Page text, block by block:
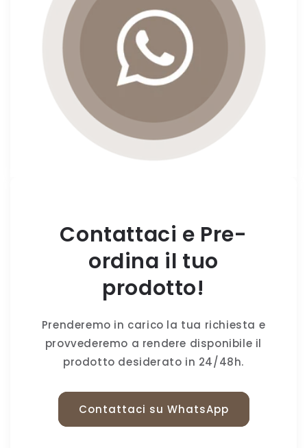
Contattaci e Pre-
ordina il tuo
prodotto!
Prenderemo in carico la tua richiesta e
provvederemo a rendere disponibile il
prodotto desiderato in 24/48h.
Contattaci su WhatsApp